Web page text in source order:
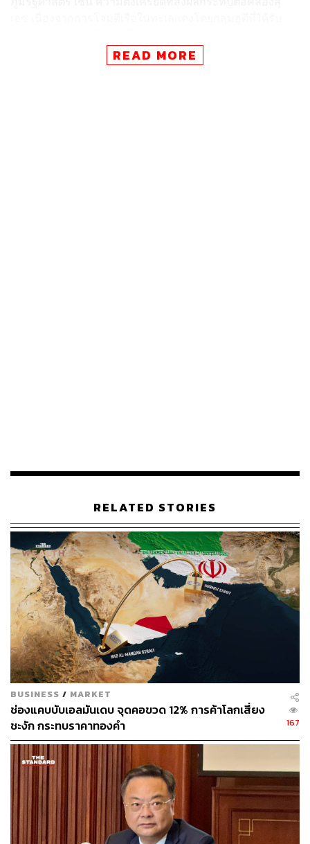
Ossa หัวหน้านักเศรษฐศาสตร์ของ WTO กล่าวเมื่อวันจันทร์ที่
ขณะเดียวกัน หากว่าสถานการณ์ในคลองสุเอซยืดเยื้อออกไป
ก็มีความเสี่ยงที่จะทำให้อัตราเงินเฟ้อพุ่งสูงขึ้นอีกครั้ง โดย
เฉพาะในภูมิภาคยุโรป แต่ข่าวดีก็คือว่าตัวเลขเงินเฟ้อที่ปรับ
ขึ้นจะไม่พุ่งขึ้นอย่างรุนแรงเหมือนปีก่อนหน้า
ภาพ: IgorSPb / iStock / Getty Images Plus
อ้างอิง:
https://www.reuters.com/markets/wto-says-its-trade-g
rowth-estimates-appear-overly-optimistic-2024-01-2
9/
สามารถติดตาม THE STANDARD WEALTH
ผ่านแอปพลิเคชันต่างๆ ที่คุณสะดวกหรือใช้งานอยู่แล้วได้เลย
TAGS: Red Sea (ทะเลแดง)
Ralph Ossa
องค์การการค้าโลก
การค้าโลก
READ MORE
RELATED STORIES
BUSINESS / MARKET
ช่องแคบบับเอลมันเดบ จุดคอขวด 12% การค้าโลกเสี่ยง
ชะงัก กระทบราคาทองคำ
167